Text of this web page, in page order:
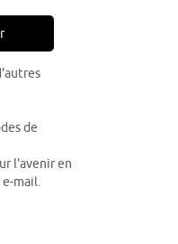
de
l'avenir en
e-mail.